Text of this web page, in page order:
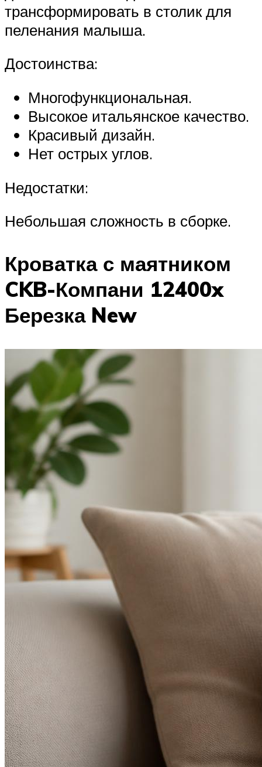
трансформировать в столик для
пеленания малыша.
Достоинства:
Многофункциональная.
Высокое итальянское качество.
Красивый дизайн.
Нет острых углов.
Недостатки:
Небольшая сложность в сборке.
Кроватка с маятником
CKB-Компани 12400x
Березка New